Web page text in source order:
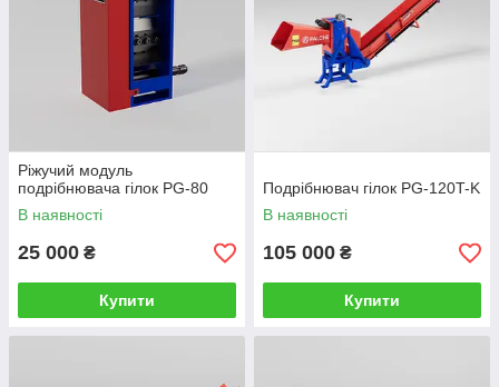
Ріжучий модуль
подрібнювача гілок PG-80
В наявності
25 000 ₴
Купити
Подрібнювач гілок PG-120T-K
В наявності
105 000 ₴
Купити